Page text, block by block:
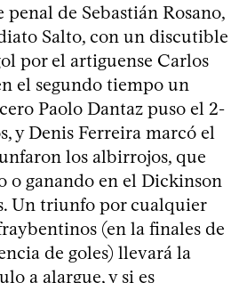
de Sebastián Rosano,
Salto, con un discutible
por el artiguense Carlos
el segundo tiempo un
Paolo Dantaz puso el 2-
y Denis Ferreira marcó el
los albirrojos, que
o ganando en el Dickinson
Un triunfo por cualquier
(en la finales de
de goles) llevará la
a alargue, y si es